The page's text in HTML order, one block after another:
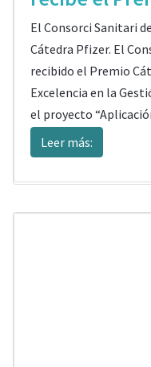
El Consorci Sanitari
Cátedra Pfizer. El
recibido el Premio
Excelencia en la
el proyecto
Leer más: